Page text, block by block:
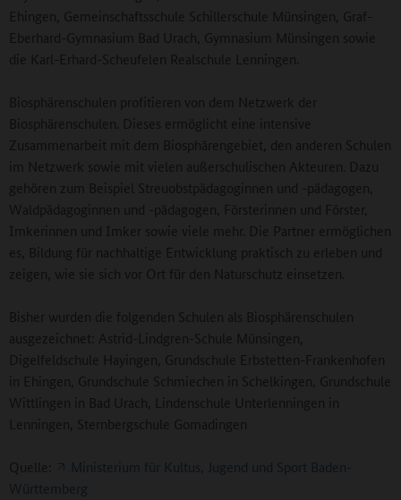
Ehingen, Gemeinschaftsschule Schillerschule Münsingen, Graf-
Eberhard-Gymnasium Bad Urach, Gymnasium Münsingen sowie
die Karl-Erhard-Scheufelen Realschule Lenningen.
Biosphärenschulen profitieren von dem Netzwerk der
Biosphärenschulen. Dieses ermöglicht eine intensive
Zusammenarbeit mit dem Biosphärengebiet, den anderen Schulen
im Netzwerk sowie mit vielen außerschulischen Akteuren. Dazu
gehören zum Beispiel Streuobstpädagoginnen und -pädagogen,
Waldpädagoginnen und -pädagogen, Försterinnen und Förster,
Imkerinnen und Imker sowie viele mehr. Die Partner ermöglichen
es, Bildung für nachhaltige Entwicklung praktisch zu erleben und
zeigen, wie sie sich vor Ort für den Naturschutz einsetzen.
Bisher wurden die folgenden Schulen als Biosphärenschulen
ausgezeichnet: Astrid-Lindgren-Schule Münsingen,
Digelfeldschule Hayingen, Grundschule Erbstetten-Frankenhofen
in Ehingen, Grundschule Schmiechen in Schelkingen, Grundschule
Wittlingen in Bad Urach, Lindenschule Unterlenningen in
Lenningen, Sternbergschule Gomadingen
Quelle:
Ministerium für Kultus, Jugend und Sport Baden-
Württemberg